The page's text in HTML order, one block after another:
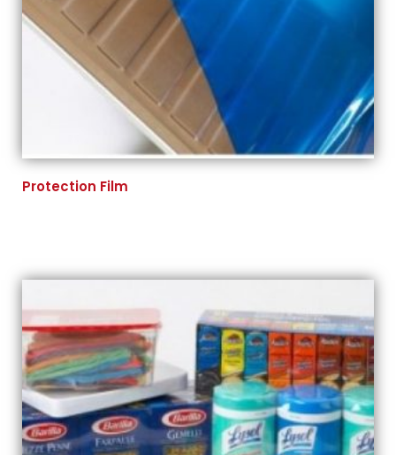
Protection Film